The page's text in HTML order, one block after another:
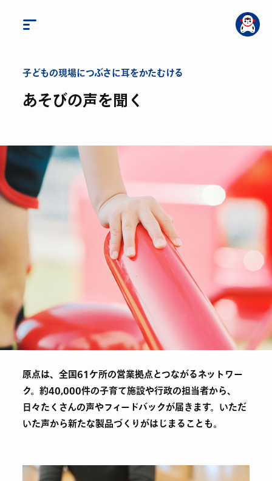
子どもの現場につぶさに耳をかたむける
あそびの声を聞く
原点は、全国61ケ所の営業拠点とつながるネットワー
ク。約40,000件の子育て施設や行政の担当者から、
日々たくさんの声やフィードバックが届きます。いただ
いた声から新たな製品づくりがはじまることも。